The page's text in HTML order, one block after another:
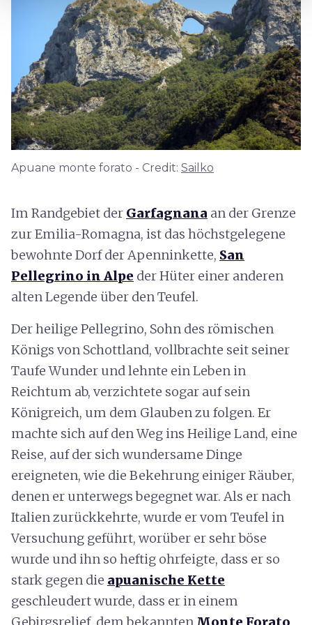
Apuane monte forato - Credit: Sailko
Im Randgebiet der Garfagnana an der Grenze
zur Emilia-Romagna, ist das höchstgelegene
bewohnte Dorf der Apenninkette, San
Pellegrino in Alpe der Hüter einer anderen
alten Legende über den Teufel.
Der heilige Pellegrino, Sohn des römischen
Königs von Schottland, vollbrachte seit seiner
Taufe Wunder und lehnte ein Leben in
Reichtum ab, verzichtete sogar auf sein
Königreich, um dem Glauben zu folgen. Er
machte sich auf den Weg ins Heilige Land, eine
Reise, auf der sich wundersame Dinge
ereigneten, wie die Bekehrung einiger Räuber,
denen er unterwegs begegnet war. Als er nach
Italien zurückkehrte, wurde er vom Teufel in
Versuchung geführt, worüber er sehr böse
wurde und ihn so heftig ohrfeigte, dass er so
stark gegen die apuanische Kette
geschleudert wurde, dass er in einem
Gebirgsrelief, dem bekannten Monte Forato